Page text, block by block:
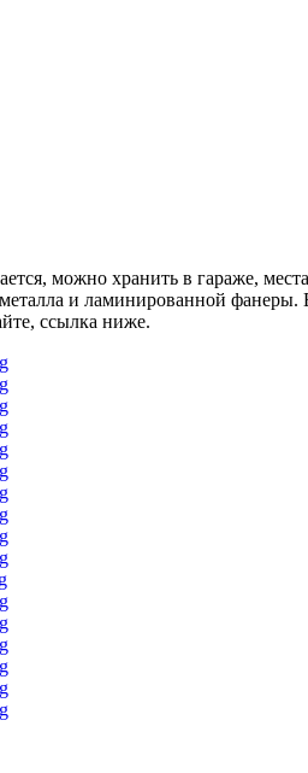
можно хранить в гараже,
и ламинированной фанеры.
ссылка ниже.